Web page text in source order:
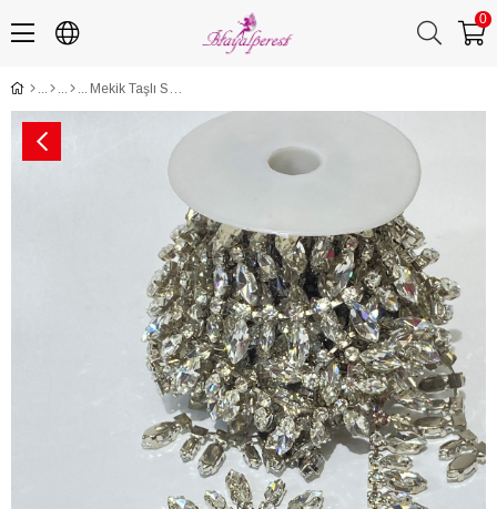
0
Mekik Taşlı Saçaklı Aksesaur Şerit Taş 1 mt